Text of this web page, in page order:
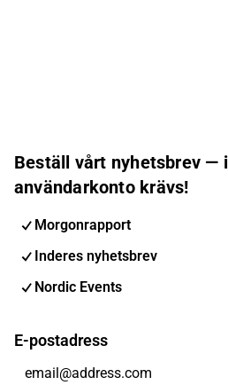
Beställ vårt nyhetsbrev —
användarkonto krävs!
Morgonrapport
Inderes nyhetsbrev
Nordic Events
E-postadress